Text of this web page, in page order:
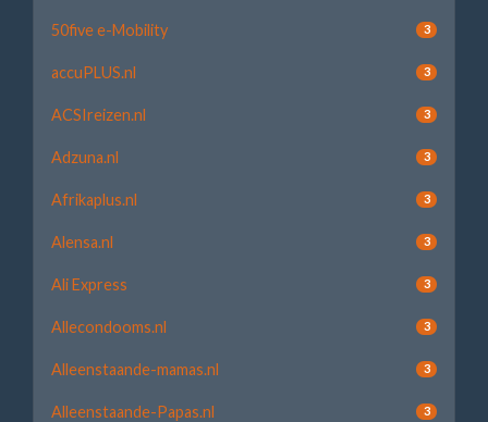
50five e-Mobility 3
accuPLUS.nl 3
ACSIreizen.nl 3
Adzuna.nl 3
Afrikaplus.nl 3
Alensa.nl 3
Ali Express 3
Allecondooms.nl 3
Alleenstaande-mamas.nl 3
Alleenstaande-Papas.nl 3